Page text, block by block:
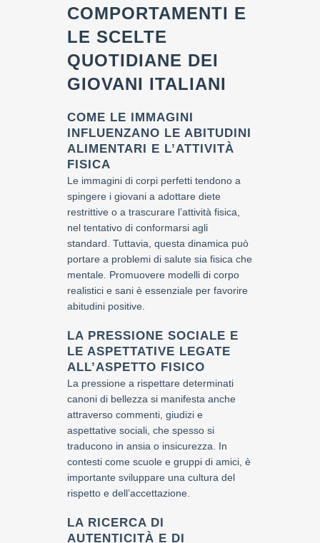
COMPORTAMENTI E
LE SCELTE
QUOTIDIANE DEI
GIOVANI ITALIANI
COME LE IMMAGINI
INFLUENZANO LE ABITUDINI
ALIMENTARI E L’ATTIVITÀ
FISICA
Le immagini di corpi perfetti tendono a
spingere i giovani a adottare diete
restrittive o a trascurare l’attività fisica,
nel tentativo di conformarsi agli
standard. Tuttavia, questa dinamica può
portare a problemi di salute sia fisica che
mentale. Promuovere modelli di corpo
realistici e sani è essenziale per favorire
abitudini positive.
LA PRESSIONE SOCIALE E
LE ASPETTATIVE LEGATE
ALL’ASPETTO FISICO
La pressione a rispettare determinati
canoni di bellezza si manifesta anche
attraverso commenti, giudizi e
aspettative sociali, che spesso si
traducono in ansia o insicurezza. In
contesti come scuole e gruppi di amici, è
importante sviluppare una cultura del
rispetto e dell’accettazione.
LA RICERCA DI
AUTENTICITÀ E DI